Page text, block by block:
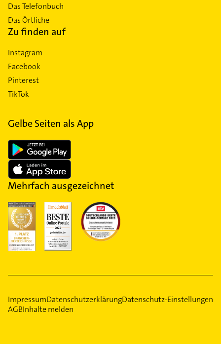
Das Telefonbuch
Das Örtliche
Zu finden auf
Instagram
Facebook
Pinterest
TikTok
Gelbe Seiten als App
Mehrfach ausgezeichnet
ImpressumDatenschutzerklärungDatenschutz-Einstellungen
AGBInhalte melden